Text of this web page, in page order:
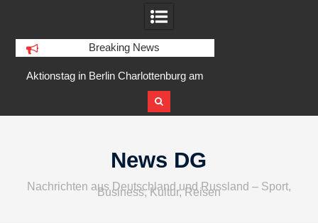
Breaking News
in Berlin Charlottenburg am
IFA 2026 Audio wird größer,
News DG
Nachrichten aus Deutschland und Russland – Sport,
Business, Kultur, Reisen